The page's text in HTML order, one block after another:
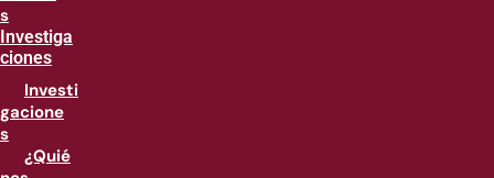
s
Investiga
ciones
Investi
gacione
s
¿Quié